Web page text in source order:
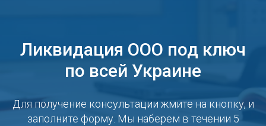
Ликвидация ООО под ключ
по всей Украине
Для получение консультации жмите на кнопку, и
заполните форму. Мы наберем в течении 5